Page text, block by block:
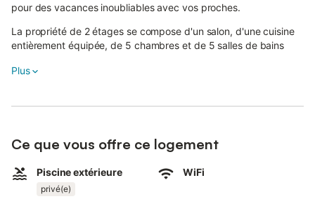
pour des vacances inoubliables avec vos proches.
La propriété de 2 étages se compose d'un salon, d'une cuisine
entièrement équipée, de 5 chambres et de 5 salles de bains
jusqu'à 10 personnes.
laver.
Cette villa offre un espace extérieur privé avec une piscine
chauffée à partir de début mai, un jardin, une terrasse, un
balcon et deux planchas.
Plus
Ce que vous offre ce logement
Piscine extérieure
privé(e)
WiFi